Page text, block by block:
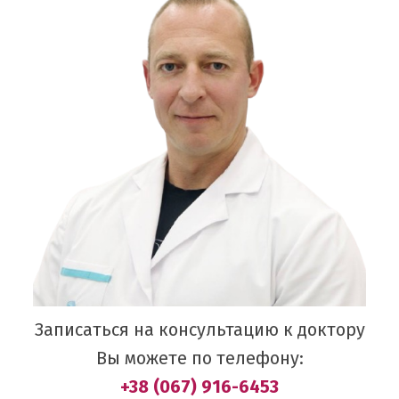
Записаться на консультацию к доктору
Вы можете по телефону:
+38 (067) 916-6453